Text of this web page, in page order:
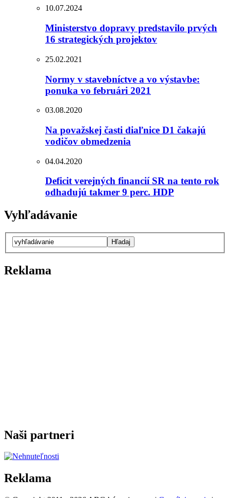
10.07.2024
Ministerstvo dopravy predstavilo prvých
16 strategických projektov
25.02.2021
Normy v stavebníctve a vo výstavbe:
ponuka vo februári 2021
03.08.2020
Na považskej časti diaľnice D1 čakajú
vodičov obmedzenia
04.04.2020
Deficit verejných financií SR na tento rok
odhadujú takmer 9 perc. HDP
Vyhľadávanie
Reklama
Naši partneri
Reklama